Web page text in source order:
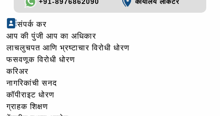
संपर्क कर
आप की पुंजी आप का अधिकार
लाचलुचपत आणि भ्रष्टाचार विरोधी धोरण
फसवणूक विरोधी धोरण
करिअर
नागरिकांची सनद
कॉपीराइट धोरण
ग्राहक शिक्षण